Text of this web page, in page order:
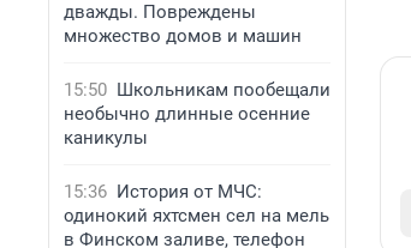
дважды. Повреждены
множество домов и машин
15:50 Школьникам пообещали
необычно длинные осенние
каникулы
15:36 История от МЧС:
одинокий яхтсмен сел на мель
в Финском заливе, телефон